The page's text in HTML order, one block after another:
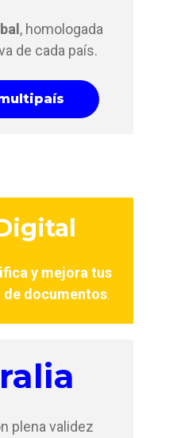
, homologada
de cada país.
y mejora tus
documentos.
plena validez